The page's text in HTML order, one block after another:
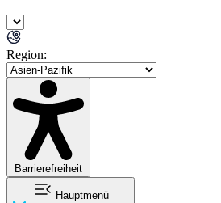
Region:
Barrierefreiheit
Hauptmenü